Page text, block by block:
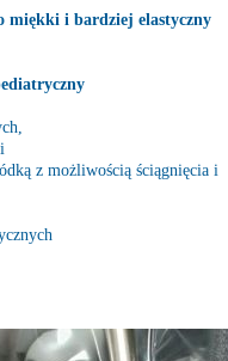
miękki i bardziej elastyczny
z możliwością ściągnięcia i